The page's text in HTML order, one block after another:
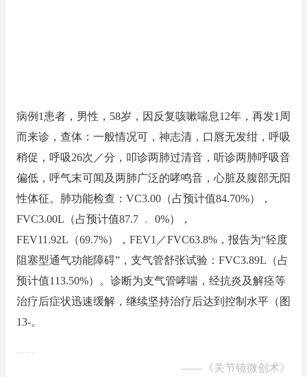
病例1患者，男性，58岁，因反复咳嗽喘息12年，再发1周
而来诊，查体：一般情况可，神志清，口唇无发绀，呼吸
稍促，呼吸26次／分，叩诊两肺过清音，听诊两肺呼吸音
偏低，呼气末可闻及两肺广泛的哮鸣音，心脏及腹部无阳
性体征。肺功能检查：VC3.00（占预计值84.70%），
FVC3.00L（占预计值87.7 ﹒ 0%），
FEV11.92L（69.7%），FEV1／FVC63.8%，报告为“轻度
阻塞型通气功能障碍”，支气管舒张试验：FVC3.89L（占
预计值113.50%）。诊断为支气管哮喘，经抗炎及解痉等
治疗后症状迅速缓解，继续坚持治疗后达到控制水平（图
13‐。
……
—— 《关节镜微创术》